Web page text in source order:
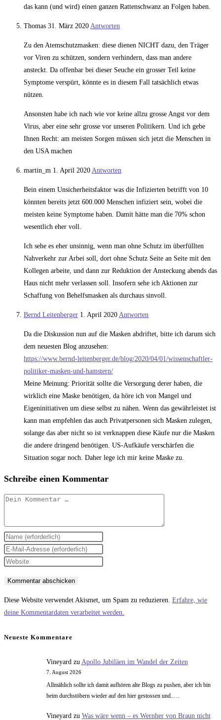
das kann (und wird) einen ganzen Rattenschwanz an Folgen haben.
Thomas 31. März 2020 Antworten
Zu den Atemschutzmasken: diese dienen NICHT dazu, den Träger
vor Viren zu schützen, sondern verhindern, dass man andere
ansteckt. Da offenbar bei dieser Seuche ein grosser Teil keine
Symptome verspürt, könnte es in diesem Fall tatsächlich etwas
nützen.
Ansonsten habe ich nach wie vor keine allzu grosse Angst vor dem
Virus, aber eine sehr grosse vor unseren Politikern. Und ich gebe
Ihnen Recht: am meisten Sorgen müssen sich jetzt die Menschen in
den USA machen
martin_m 1. April 2020 Antworten
Bein einem Unsicherheitsfaktor was die Infizierten betrifft von 10
könnten bereits jetzt 600.000 Menschen infiziert sein, wobei die
meisten keine Symptome haben. Damit hätte man die 70% schon
wesentlich eher voll.
Ich sehe es eher unsinnig, wenn man ohne Schutz im überfüllten
Nahverkehr zur Arbei soll, dort ohne Schutz Seite an Seite mit den
Kollegen arbeite, und dann zur Reduktion der Ansteckung abends das
Haus nicht mehr verlassen soll. Insofern sehe ich Aktionen zur
Schaffung von Behelfsmasken als durchaus sinvoll.
Bernd Leitenberger 1. April 2020 Antworten
Da die Diskussion nun auf die Masken abdriftet, bitte ich darum sich
dem neuesten Blog anzusehen:
https://www.bernd-leitenberger.de/blog/2020/04/01/wissenschaftler-
politiker-masken-und-hamstern/
Meine Meinung: Priorität sollte die Versorgung derer haben, die
wirklich eine Maske benötigen, da höre ich von Mangel und
Eigeninitiativen um diese selbst zu nähen. Wenn das gewährleistet ist
kann man empfehlen das auch Privatpersonen sich Masken zulegen,
solange das aber nicht so ist verknappen diese Käufe nur die Masken
die andere dringend benötigen. US-Aufkäufe verschärfen die
Situation sogar noch. Daher lege ich mir keine Maske zu.
Schreibe einen Kommentar
Kommentar
Gib
deinen
Namen
zum
Kommentieren
Gib
deine
Adresse
zum
ein
Gib
URL
ein
Diese Website verwendet Akismet, um Spam zu reduzieren. Erfahre, wie
deine Kommentardaten verarbeitet werden.
Neueste Kommentare
Vineyardzu Apollo Jubiläen im Wandel der Zeiten
7. August 2026
Allmählich sollte ich damit aufhören alte Blogs zu pushen, aber ich bin
beim durchstöbern wieder auf den hier gestossen und..…
Vineyard zu Was wäre wenn – es Wernher von Braun nicht